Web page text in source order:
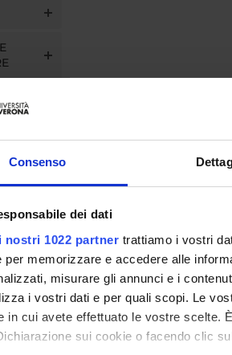
Consenso
dei dati
i nostri 1022 partner trattiamo i vostri
per memorizzare e accedere alle
misurare gli annunci e i
i vostri dati e per quali scopi. Le
in cui avete effettuato le vostre scelte.
sui cookie o facendo clic